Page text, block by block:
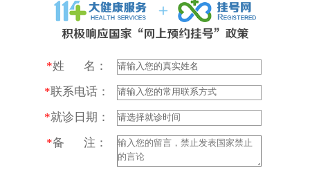
*姓 名：
*联系电话：
*就诊日期：
*备 注：